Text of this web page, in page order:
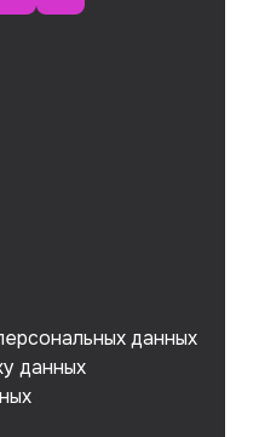
данных
данных